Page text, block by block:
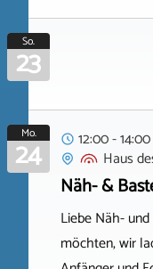
So.
23
Mo.
24
12:00 -
Haus
Näh- &
Liebe Näh-
möchten, wir